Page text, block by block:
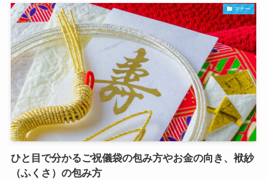
マナー
ひと目で分かるご祝儀袋の包み方やお金の向き、袱紗
（ふくさ）の包み方